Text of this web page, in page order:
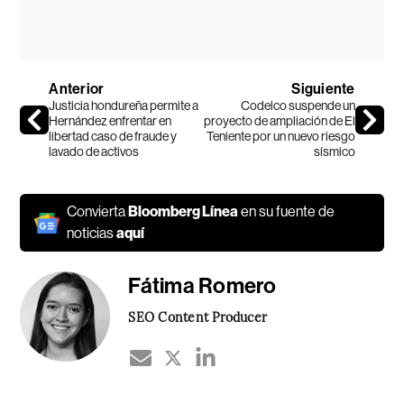
Anterior
Justicia hondureña permite a
Hernández enfrentar en
libertad caso de fraude y
lavado de activos
Siguiente
Codelco suspende un
proyecto de ampliación de El
Teniente por un nuevo riesgo
sísmico
Convierta Bloomberg Líneaen su fuente de
noticiasaquí
Fátima Romero
SEO Content Producer